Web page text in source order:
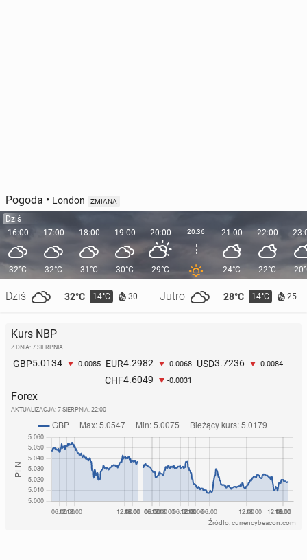
Pogoda • London ZMIANA
Dziś
16:00
32°C
Dziś 32°C 14°C 30 Jutro 28°C 14°C 25
17:00
32°C
18:00
31°C
19:00
30°C
20:00
29°C
20:36 21:00
24°C
22:00
22°C
Kurs NBP
Z DNIA: 7 SIERPNIA
GBP5.0134 -0.0085 EUR4.2982 -0.0068 USD3.7236 -0.0084
CHF4.6049 -0.0031
Forex
AKTUALIZACJA: 7 SIERPNIA, 22:00
Źródło: currencybeacon.com